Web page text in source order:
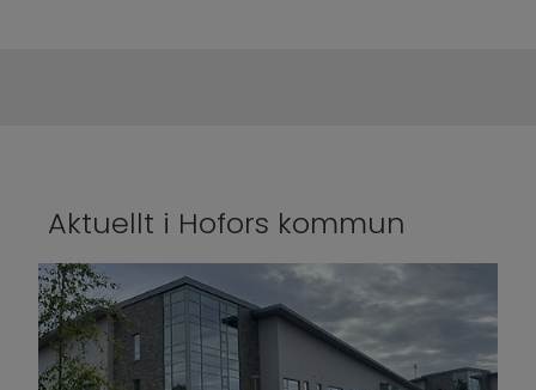
Aktuellt i Hofors kommun